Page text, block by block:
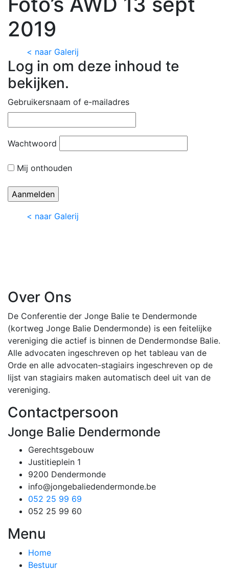
2019
< naar Galerij
Log in om deze inhoud te
bekijken.
Gebruikersnaam of e-mailadres
Wachtwoord
Mij onthouden
< naar Galerij
Over Ons
De Conferentie der Jonge Balie te Dendermonde
(kortweg Jonge Balie Dendermonde) is een feitelijke
vereniging die actief is binnen de Dendermondse Balie.
Alle advocaten ingeschreven op het tableau van de
Orde en alle advocaten-stagiairs ingeschreven op de
lijst van stagiairs maken automatisch deel uit van de
vereniging.
Contactpersoon
Jonge Balie Dendermonde
Gerechtsgebouw
Justitieplein 1
9200 Dendermonde
info@jongebaliedendermonde.be
052 25 99 69
052 25 99 60
Menu
Home
Bestuur